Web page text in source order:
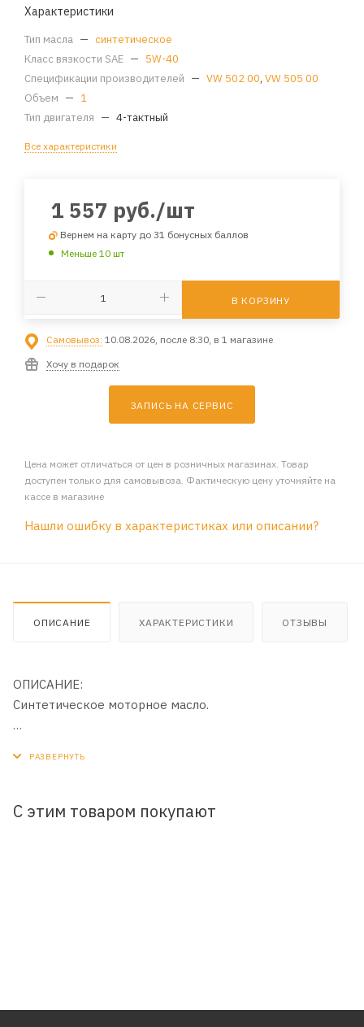
Характеристики
Тип масла — синтетическое
Класс вязкости SAE — 5W-40
Спецификации производителей — VW 502 00, VW 505 00
Объем — 1
Тип двигателя — 4-тактный
Все характеристики
1 557 руб./шт
Вернем на карту до 31 бонусных баллов
Меньше 10 шт
В КОРЗИНУ
Самовывоз: 10.08.2026, после 8:30, в 1 магазине
Хочу в подарок
ЗАПИСЬ НА СЕРВИС
Цена может отличаться от цен в розничных магазинах. Товар
доступен только для самовывоза. Фактическую цену уточняйте на
кассе в магазине
Нашли ошибку в характеристиках или описании?
ОПИСАНИЕ ХАРАКТЕРИСТИКИ ОТЗЫВЫ
ОПИСАНИЕ:
Синтетическое моторное масло.
С этим товаром покупают